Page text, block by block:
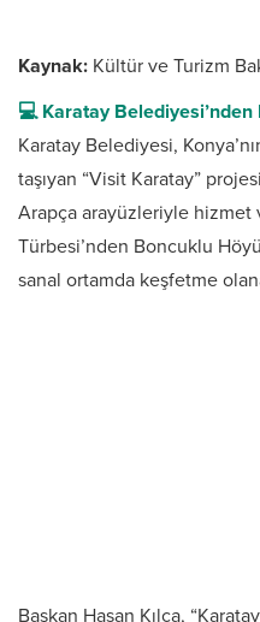
Kaynak: Kültür ve Turizm
💻 Karatay
Karatay Belediyesi,
taşıyan “Visit Karatay”
Arapça arayüzleriyle hizmet
Türbesi’nden Boncuklu
sanal ortamda keşfetme
Başkan Hasan Kılca,